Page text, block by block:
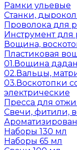
Рамки ульевые
Станки,
Проволока для
Инструмент
Вощина,
Пластиковая
01.Вощина
02.Вальцы,
03.Воскотопки
электрические
Пресса для
Свечи, фитили,
Наборы 130 мл
Наборы 65 мл